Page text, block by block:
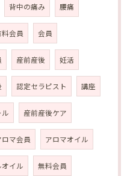
背中の痛み 腰痛
料会員 会員
産前産後 妊活
認定セラピスト 講座
産前産後ケア
ロマ会員 アロマオイル
イル 無料会員